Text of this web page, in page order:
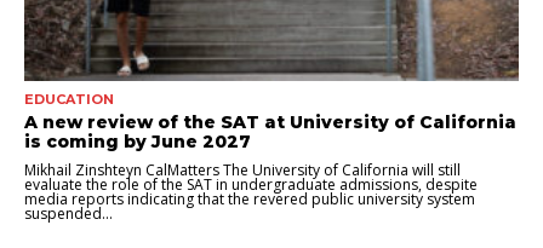
EDUCATION
A new review of the SAT at University of California
is coming by June 2027
Mikhail Zinshteyn CalMatters The University of California will still
evaluate the role of the SAT in undergraduate admissions, despite
media reports indicating that the revered public university system
suspended...